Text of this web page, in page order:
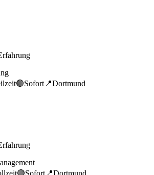
🟢Sofort 📍Dortmund